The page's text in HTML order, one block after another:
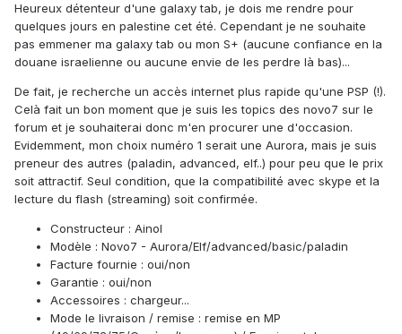
Heureux détenteur d'une galaxy tab, je dois me rendre pour
quelques jours en palestine cet été. Cependant je ne souhaite
pas emmener ma galaxy tab ou mon S+ (aucune confiance en la
douane israelienne ou aucune envie de les perdre là bas)...
De fait, je recherche un accès internet plus rapide qu'une PSP (!).
Celà fait un bon moment que je suis les topics des novo7 sur le
forum et je souhaiterai donc m'en procurer une d'occasion.
Evidemment, mon choix numéro 1 serait une Aurora, mais je suis
preneur des autres (paladin, advanced, elf..) pour peu que le prix
soit attractif. Seul condition, que la compatibilité avec skype et la
lecture du flash (streaming) soit confirmée.
Constructeur : Ainol
Modèle : Novo7 - Aurora/Elf/advanced/basic/paladin
Facture fournie : oui/non
Garantie : oui/non
Accessoires : chargeur...
Mode le livraison / remise : remise en MP